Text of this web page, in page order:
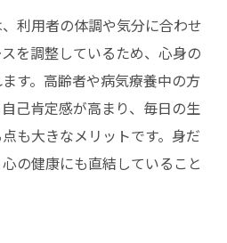
利用者の体調や気分に合わせ
を調整しているため、心身の
す。高齢者や病気療養中の方
己肯定感が高まり、毎日の生
も大きなメリットです。身だ
の健康にも直結していること